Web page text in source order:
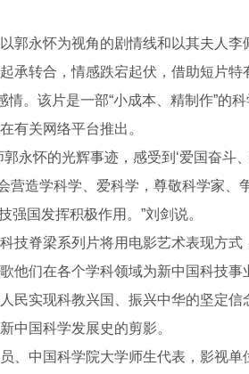
永怀为视角的剧情线和以其夫人李
承转合，情感跌宕起伏，借助短片
。该片是一部“小成本、精制作”的
有关网络平台推出。
怀的光辉事迹，感受到‘爱国奋斗、
营造学科学、爱科学，尊敬科学家、
强国发挥积极作用。”刘剑说。
脊梁系列片将用电影艺术表现方式
他们在各个学科领域为新中国科技
民实现科教兴国、振兴中华的坚定信
中国科学发展史的剪影。
中国科学院大学师生代表，影视单